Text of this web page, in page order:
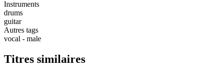
Instruments
drums
guitar
Autres tags
vocal - male
Titres similaires